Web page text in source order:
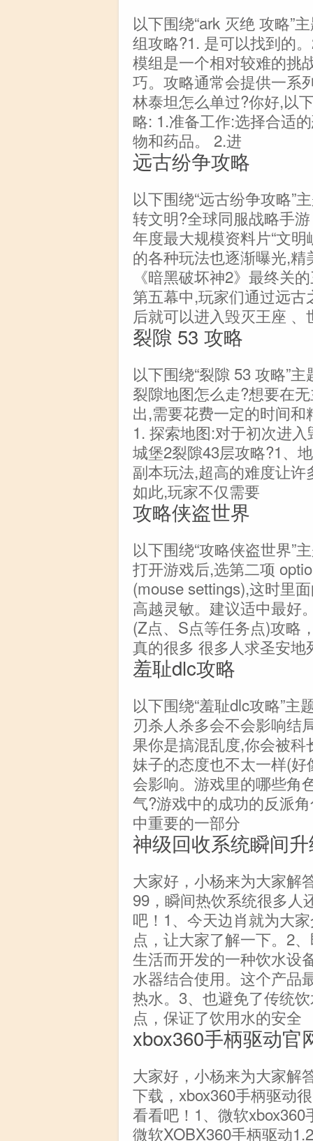
以下围绕“ark 灭绝 攻略”
组攻略?1. 是可以找到的
模组是一个相对较难的挑
巧。攻略通常会提供一系
林泰坦怎么单过?你好,以
略: 1.准备工作:选择合适
物和药品。 2.进
远古纷争攻略
以下围绕“远古纷争攻略”
转文明?全球同服战略手
年度最大规模资料片“文
的各种玩法也逐渐曝光,
《暗黑破坏神2》最终关
第五幕中,玩家们通过远
后就可以进入毁灭王座 、
裂隙 53 攻略
以下围绕“裂隙 53 攻略”
裂隙地图怎么走?想要在
出,需要花费一定的时间
1. 探索地图:对于初次进
城堡2裂隙43层攻略?1、
副本玩法,超高的难度让
如此,玩家不仅需要
攻略侠盗世界
以下围绕“攻略侠盗世界”
打开游戏后,选第二项
(mouse settings),这时里
高越灵敏。建议适中最好
(Z点、S点等任务点)攻略
真的很多 很多人求圣安
羞耻dlc攻略
以下围绕“羞耻dlc攻略”
刃杀人杀多会不会影响结
果你是搞混乱度,你会被
妹子的态度也不太一样(
会影响。游戏里的哪些角
气?游戏中的成功的反派
中重要的一部分
神级回收系统瞬间
大家好，小杨来为大家解
99，瞬间热饮系统很多人
吧！1、今天边肖就为大
点，让大家了解一下。2
生活而开发的一种饮水设
水器结合使用。这个产品
热水。3、也避免了传统
点，保证了饮用水的安全
xbox360手柄驱动官
大家好，小杨来为大家解
下载，xbox360手柄驱动
看看吧！1、微软
微软XOBX360手柄驱动